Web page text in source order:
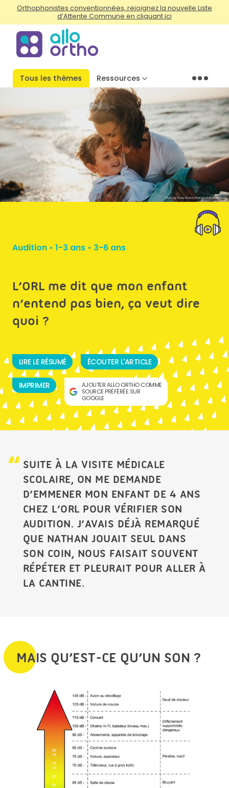
Orthophonistes conventionnées, rejoignez la nouvelle Liste
d’Attente Commune en cliquant ici
Tous les thèmes Ressources Menu
Photo by Xavier Mouton Photographie on Unsplash
Audition • 1-3 ans • 3-6 ans
L’ORL me dit que mon enfant
n’entend pas bien, ça veut dire
quoi ?
LIRE LE RÉSUMÉ ÉCOUTER L'ARTICLE
IMPRIMER
AJOUTER ALLO ORTHO COMME
SOURCE PRÉFÉRÉE SUR
GOOGLE
SUITE À LA VISITE MÉDICALE
SCOLAIRE, ON ME DEMANDE
D’EMMENER MON ENFANT DE 4 ANS
CHEZ L’ORL POUR VÉRIFIER SON
AUDITION. J’AVAIS DÉJÀ REMARQUÉ
QUE NATHAN JOUAIT SEUL DANS
SON COIN, NOUS FAISAIT SOUVENT
RÉPÉTER ET PLEURAIT POUR ALLER À
LA CANTINE.
MAIS QU’EST-CE QU’UN SON ?